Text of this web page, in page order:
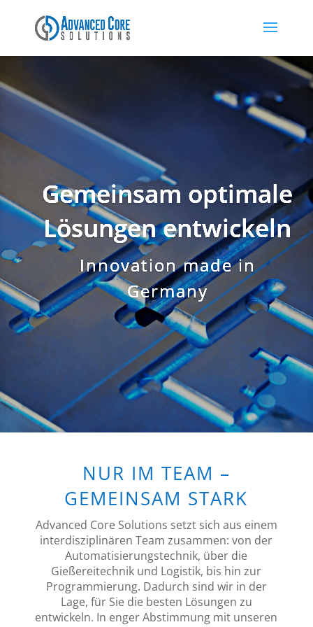
Gemeinsam optimale
Lösungen entwickeln
Innovation made in
Germany
NUR IM TEAM –
GEMEINSAM STARK
Advanced Core Solutions setzt sich aus einem
interdisziplinären Team zusammen: von der
Automatisierungstechnik, über die
Gießereitechnik und Logistik, bis hin zur
Programmierung. Dadurch sind wir in der
Lage, für Sie die besten Lösungen zu
entwickeln. In enger Abstimmung mit unseren